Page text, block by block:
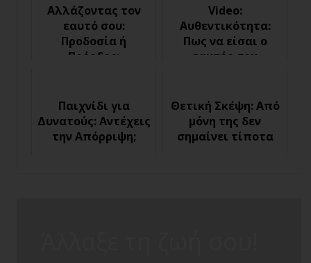
Αλλάζοντας τον
εαυτό σου:
Προδοσία ή
Πρόοδος;
Video:
Αυθεντικότητα:
Πως να είσαι ο
εαυτός σου
Παιχνίδι για
Δυνατούς: Αντέχεις
την Απόρριψη;
Θετική Σκέψη: Από
μόνη της δεν
σημαίνει τίποτα